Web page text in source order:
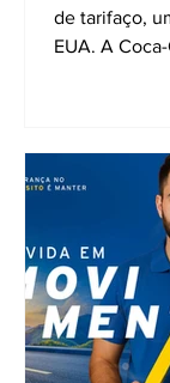
de tarifaço,
EUA. A